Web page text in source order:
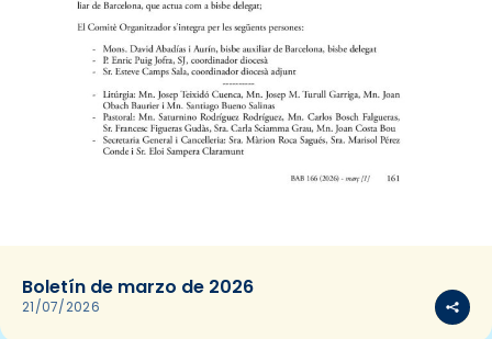
Boletín de marzo de 2026
21/07/2026